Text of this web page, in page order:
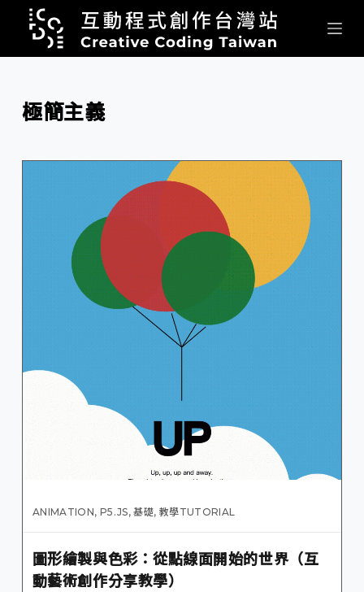
跳
主
內
容
極簡主義
ANIMATION, P5.JS,基礎, 教學TUTORIAL
圖形繪製與色彩：從點線面開始的世界（互
動藝術創作分享教學）